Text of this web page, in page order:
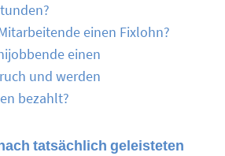
einen Fixlohn?
einen
und werden
bezahlt?
tatsächlich geleisteten